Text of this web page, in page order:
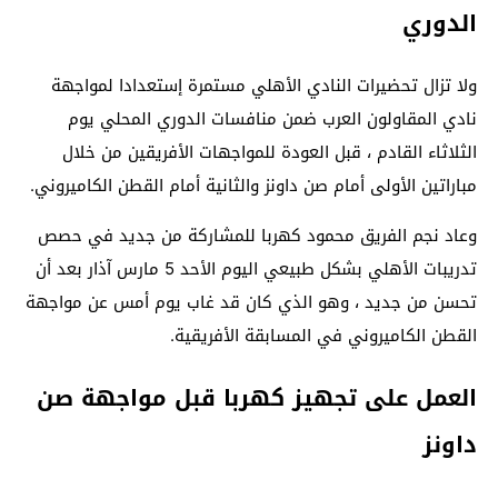
الدوري
ولا تزال تحضيرات النادي الأهلي مستمرة إستعدادا لمواجهة
نادي المقاولون العرب ضمن منافسات الدوري المحلي يوم
الثلاثاء القادم ، قبل العودة للمواجهات الأفريقين من خلال
مباراتين الأولى أمام صن داونز والثانية أمام القطن الكاميروني.
وعاد نجم الفريق محمود كهربا للمشاركة من جديد في حصص
تدريبات الأهلي بشكل طبيعي اليوم الأحد 5 مارس آذار بعد أن
تحسن من جديد ، وهو الذي كان قد غاب يوم أمس عن مواجهة
القطن الكاميروني في المسابقة الأفريقية.
العمل على تجهيز كهربا قبل مواجهة صن
داونز